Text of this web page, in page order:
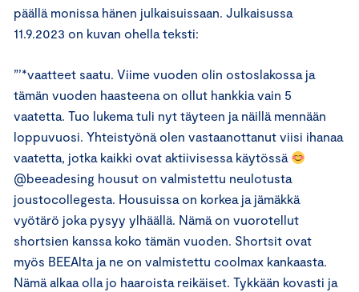
päällä monissa hänen julkaisuissaan. Julkaisussa
11.9.2023 on kuvan ohella teksti:
”’*vaatteet saatu. Viime vuoden olin ostoslakossa ja
tämän vuoden haasteena on ollut hankkia vain 5
vaatetta. Tuo lukema tuli nyt täyteen ja näillä mennään
loppuvuosi. Yhteistyönä olen vastaanottanut viisi ihanaa
vaatetta, jotka kaikki ovat aktiivisessa käytössä
@beeadesing housut on valmistettu neulotusta
joustocollegesta. Housuissa on korkea ja jämäkkä
vyötärö joka pysyy ylhäällä. Nämä on vuorotellut
shortsien kanssa koko tämän vuoden. Shortsit ovat
myös BEEAlta ja ne on valmistettu coolmax kankaasta.
Nämä alkaa olla jo haaroista reikäiset. Tykkään kovasti ja